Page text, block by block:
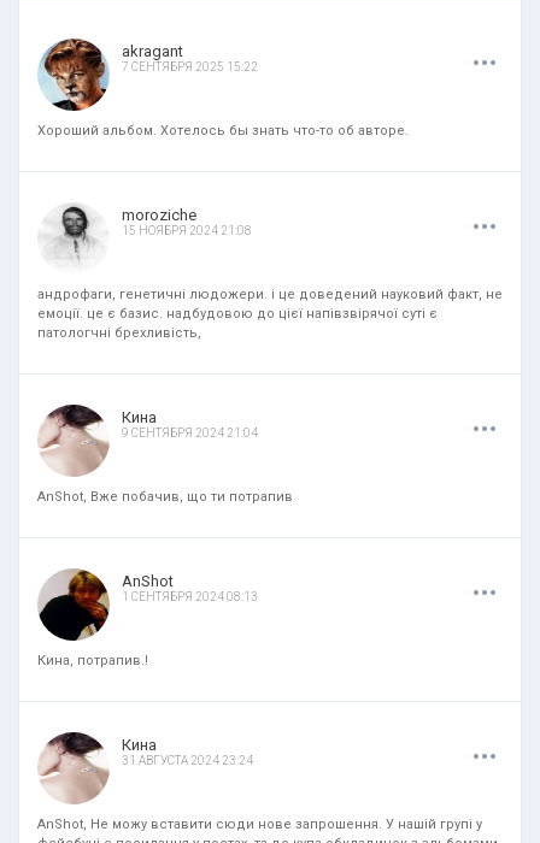
akragant
7 СЕНТЯБРЯ 2025 15:22 ...
Хороший альбом. Хотелось бы знать что-то об авторе.
moroziche
15 НОЯБРЯ 2024 21:08 ...
андрофаги, генетичні людожери. і це доведений науковий факт, не
емоції. це є базис. надбудовою до цієї напівзвірячої суті є
патологчні брехливість,
Кина
9 СЕНТЯБРЯ 2024 21:04 ...
AnShot, Вже побачив, що ти потрапив
AnShot
1 СЕНТЯБРЯ 2024 08:13 ...
Кина, потрапив.!
Кина
31 АВГУСТА 2024 23:24 ...
AnShot, Не можу вставити сюди нове запрошення. У нашій групі у